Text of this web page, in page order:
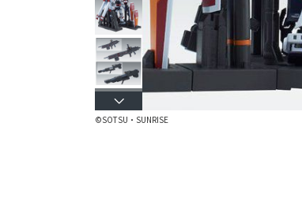
©SOTSU・SUNRISE